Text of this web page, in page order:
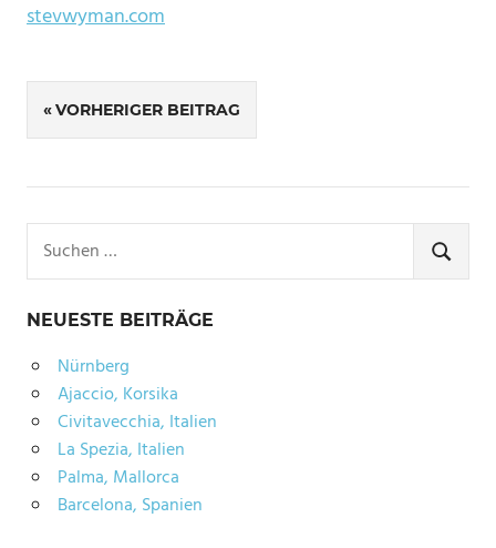
stevwyman.com
Beitragsnavigation
VORHERIGER BEITRAG
nach:
SUCHEN
NEUESTE BEITRÄGE
Nürnberg
Ajaccio, Korsika
Civitavecchia, Italien
La Spezia, Italien
Palma, Mallorca
Barcelona, Spanien